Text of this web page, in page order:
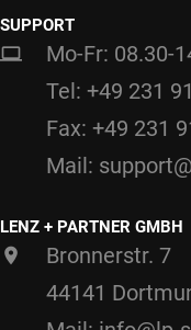
SUPPORT
Mo-Fr: 08.30-
Tel: +49 231
Fax: +49 231
Mail:
LENZ + PARTNER GMBH
Bronnerstr. 7
44141